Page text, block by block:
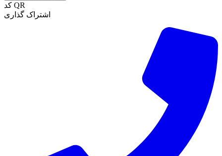
کد QR
اشتراک گذاری